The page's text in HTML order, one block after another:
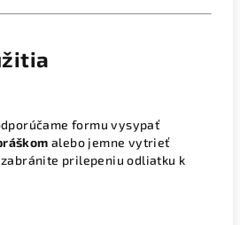
formu vysypať
alebo jemne vytrieť
zabránite prilepeniu odliatku k